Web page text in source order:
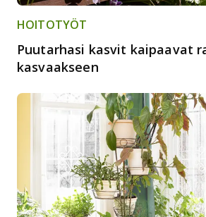
HOITOTYÖT
Puutarhasi kasvit kaipaavat
kasvaakseen